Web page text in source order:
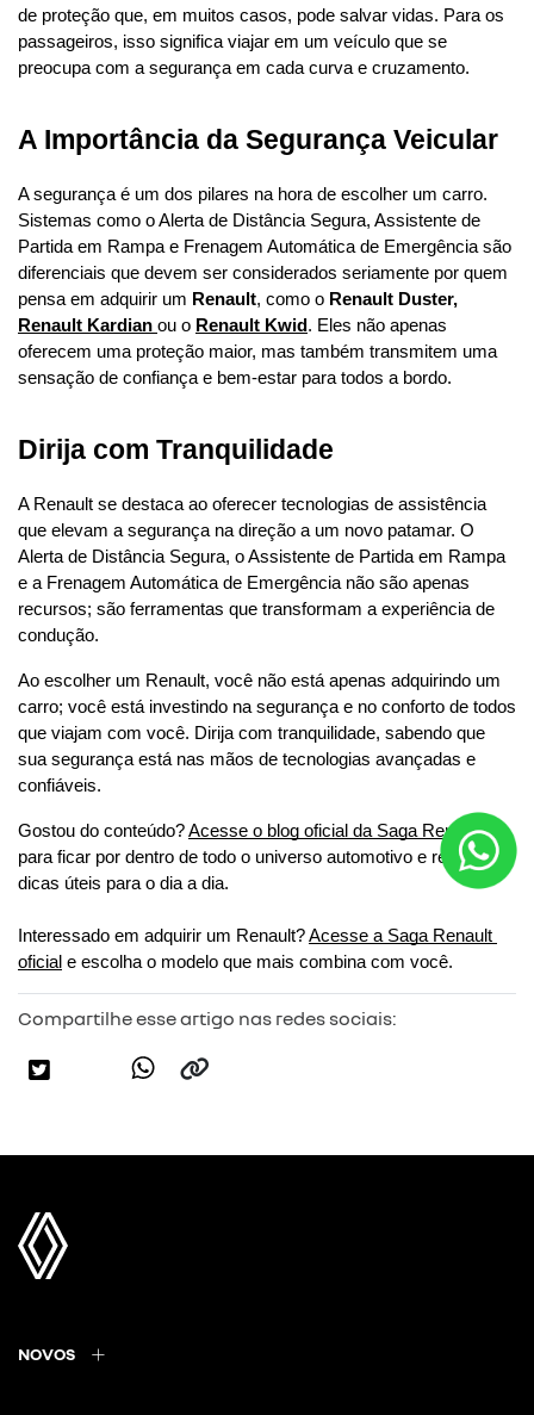
de proteção que, em muitos casos, pode salvar vidas. Para os
passageiros, isso significa viajar em um veículo que se
preocupa com a segurança em cada curva e cruzamento.
A Importância da Segurança Veicular
A segurança é um dos pilares na hora de escolher um carro.
Sistemas como o Alerta de Distância Segura, Assistente de
Partida em Rampa e Frenagem Automática de Emergência são
diferenciais que devem ser considerados seriamente por quem
pensa em adquirir um Renault, como o Renault Duster
Renault Kardian ou o Renault Kwid . Eles não apenas
oferecem uma proteção maior, mas também transmitem uma
sensação de confiança e bem-estar para todos a bordo.
Dirija com Tranquilidade
A Renault se destaca ao oferecer tecnologias de assistência
que elevam a segurança na direção a um novo patamar. O
Alerta de Distância Segura, o Assistente de Partida em Rampa
e a Frenagem Automática de Emergência não são apenas
recursos; são ferramentas que transformam a experiência de
condução.
Ao escolher um Renault, você não está apenas adquirindo um
carro; você está investindo na segurança e no conforto de todos
que viajam com você. Dirija com tranquilidade, sabendo que
sua segurança está nas mãos de tecnologias avançadas e
confiáveis.
Gostou do conteúdo? Acesse o blog oficial da Saga Renault
para ficar por dentro de todo o universo automotivo e receber
dicas úteis para o dia a dia.
Interessado em adquirir um Renault? Acesse a Saga Renault
oficial e escolha o modelo que mais combina com você.
Compartilhe esse artigo nas redes sociais:
NOVOS